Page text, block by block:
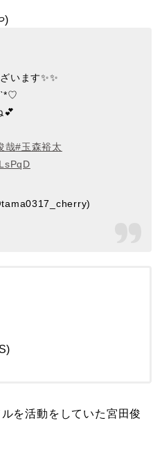
)
います✨✨
💕
哉#玉森裕太
を活動をしていた宮田俊